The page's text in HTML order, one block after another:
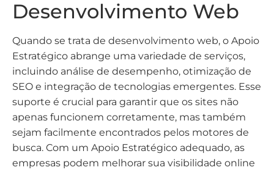
Desenvolvimento Web
Quando se trata de desenvolvimento web, o Apoio
Estratégico abrange uma variedade de serviços,
incluindo análise de desempenho, otimização de
SEO e integração de tecnologias emergentes. Esse
suporte é crucial para garantir que os sites não
apenas funcionem corretamente, mas também
sejam facilmente encontrados pelos motores de
busca. Com um Apoio Estratégico adequado, as
empresas podem melhorar sua visibilidade online